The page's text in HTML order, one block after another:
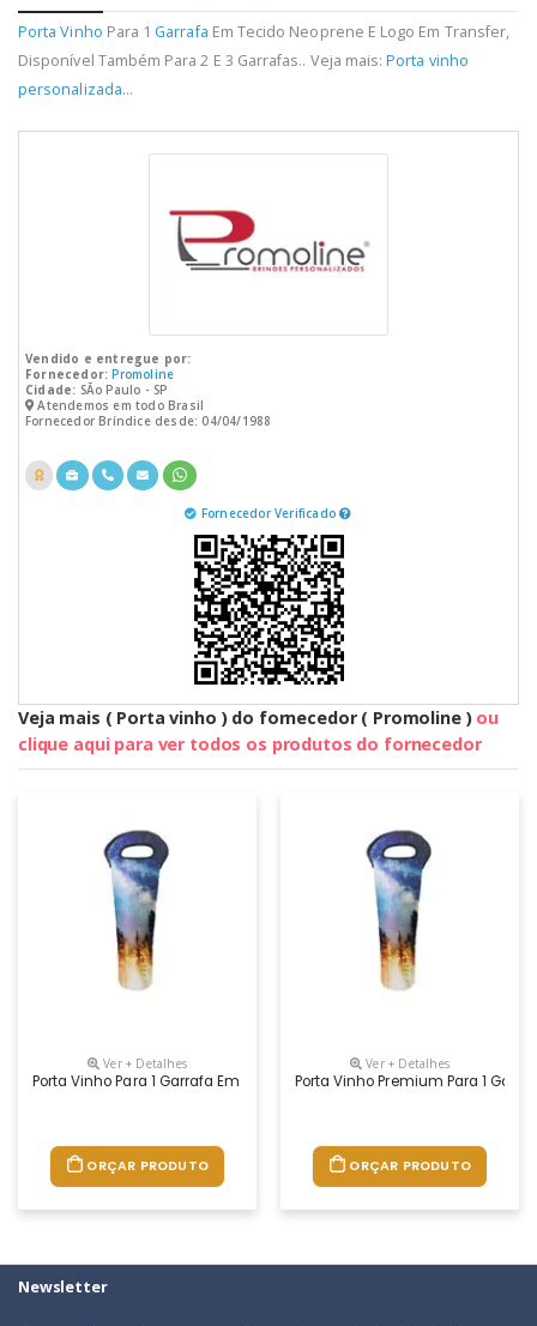
Porta Vinho Para 1 Garrafa Em Tecido Neoprene E Logo Em Transfer,
Disponível Também Para 2 E 3 Garrafas.. Veja mais:Porta vinho
personalizada...
Vendido e entregue por:
Fornecedor: Promoline
Cidade: SÃo Paulo - SP
Atendemos em todo Brasil
Fornecedor Bríndice desde: 04/04/1988
Fornecedor Verificado
Veja mais ( Porta vinho ) do fornecedor ( Promoline ) ou
clique aqui para ver todos os produtos do fornecedor
Ver + Detalhes
Porta Vinho Para 1 Garrafa Em Tecido Neoprene E Logo Em Transfer,
ORÇAR PRODUTO
Ver + Detalhes
Porta Vinho Premium Para 1
ORÇAR PRODUTO
Newsletter